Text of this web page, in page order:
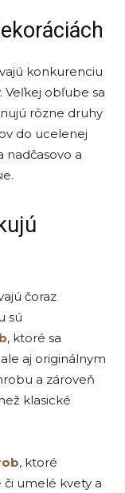
konkurenciu
obľube sa
rôzne druhy
do ucelenej
nadčasovo a
čoraz
sú
, ktoré sa
aj originálnym
a zároveň
klasické
, ktoré
umelé kvety a